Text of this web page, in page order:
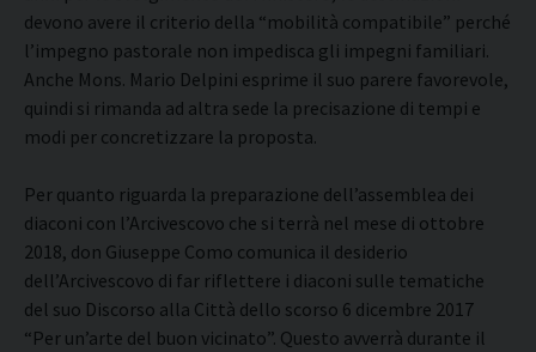
devono avere il criterio della “mobilità compatibile” perché
l’impegno pastorale non impedisca gli impegni familiari.
Anche Mons. Mario Delpini esprime il suo parere favorevole,
quindi si rimanda ad altra sede la precisazione di tempi e
modi per concretizzare la proposta.
Per quanto riguarda la preparazione dell’assemblea dei
diaconi con l’Arcivescovo che si terrà nel mese di ottobre
2018, don Giuseppe Como comunica il desiderio
dell’Arcivescovo di far riflettere i diaconi sulle tematiche
del suo Discorso alla Città dello scorso 6 dicembre 2017
“Per un’arte del buon vicinato”. Questo avverrà durante il